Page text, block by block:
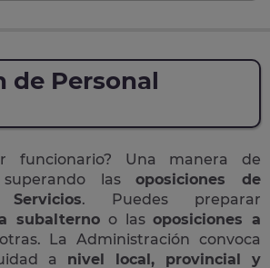
de Personal
funcionario? Una manera de
superando lasoposiciones de
. Puedes preparar
subalterno o lasoposiciones a
La Administración convoca
a nivel local, provincial y